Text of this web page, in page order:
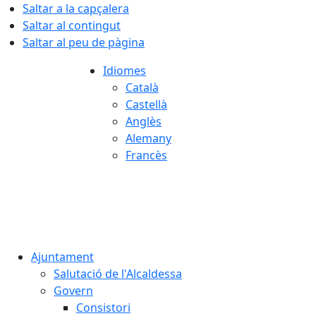
Saltar a la capçalera
Saltar al contingut
Saltar al peu de pàgina
Idiomes
Català
Castellà
Anglès
Alemany
Francès
Ajuntament
Salutació de l'Alcaldessa
Govern
Consistori